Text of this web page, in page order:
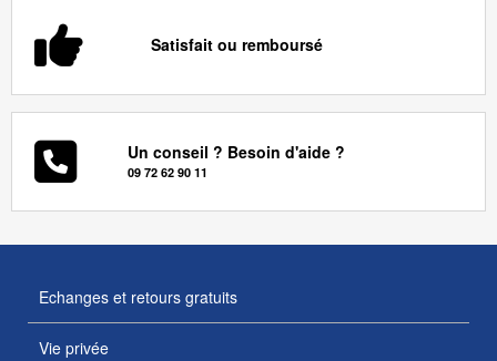
Satisfait ou remboursé
Un conseil ? Besoin d'aide ?
09 72 62 90 11
Echanges et retours gratuits
Vie privée